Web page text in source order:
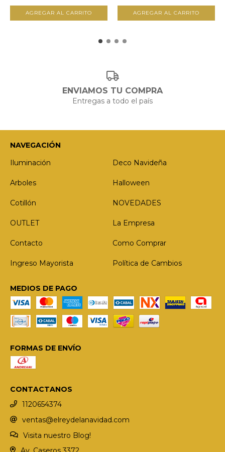
ENVIAMOS TU COMPRA
Entregas a todo el país
NAVEGACIÓN
Iluminación
Deco Navideña
Arboles Halloween
Cotillón NOVEDADES
OUTLET La Empresa
Contacto Como Comprar
Ingreso Mayorista Política de Cambios
MEDIOS DE PAGO
FORMAS DE ENVÍO
CONTACTANOS
1120654374
ventas@elreydelanavidad.com
Visita nuestro Blog!